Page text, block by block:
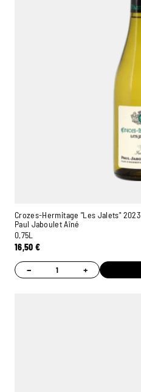
Crozes-Hermitage "Les Jalets" 2023
Paul Jaboulet Aîné
0,75L
16,50€
− +